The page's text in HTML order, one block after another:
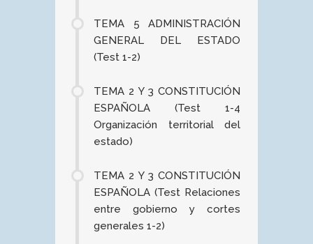
TEMA 5 ADMINISTRACIÓN
GENERAL DEL ESTADO
(Test 1-2)
TEMA 2 Y 3 CONSTITUCIÓN
ESPAÑOLA (Test 1-4
Organización territorial del
estado)
TEMA 2 Y 3 CONSTITUCIÓN
ESPAÑOLA (Test Relaciones
entre gobierno y cortes
generales 1-2)